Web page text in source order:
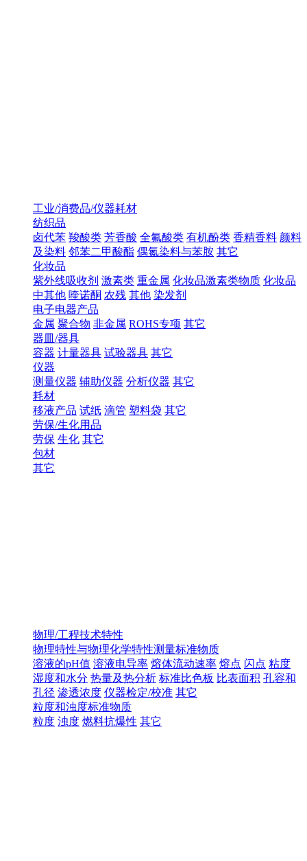
工业/消费品/仪器耗材
纺织品
卤代苯 羧酸类 芳香酸 全氟酸类 有机酚类 香精香料 颜料
及染料 邻苯二甲酸酯 偶氮染料与苯胺 其它
化妆品
紫外线吸收剂 激素类 重金属 化妆品激素类物质 化妆品
中其他 喹诺酮 农残 其他 染发剂
电子电器产品
金属 聚合物 非金属 ROHS专项 其它
器皿/器具
容器 计量器具 试验器具 其它
仪器
测量仪器 辅助仪器 分析仪器 其它
耗材
移液产品 试纸 滴管 塑料袋 其它
劳保/生化用品
劳保 生化 其它
包材
其它
物理/工程技术特性
物理特性与物理化学特性测量标准物质
溶液的pH值 溶液电导率 熔体流动速率 熔点 闪点 粘度
湿度和水分 热量及热分析 标准比色板 比表面积 孔容和
孔径 渗透浓度 仪器检定/校准 其它
粒度和浊度标准物质
粒度 浊度 燃料抗爆性 其它